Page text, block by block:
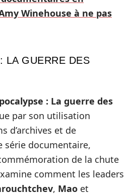
Winehouse à ne pas
LA GUERRE DES
: La guerre des
par son utilisation
d’archives et de
série documentaire,
de la chute
comment les leaders
, Mao et